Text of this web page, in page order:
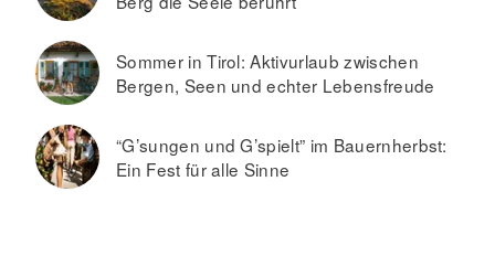
Sommer in Tirol: Aktivurlaub zwischen
Bergen, Seen und echter Lebensfreude
“G’sungen und G’spielt” im Bauernherbst:
Ein Fest für alle Sinne